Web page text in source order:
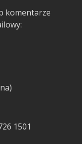
komentarze
1501